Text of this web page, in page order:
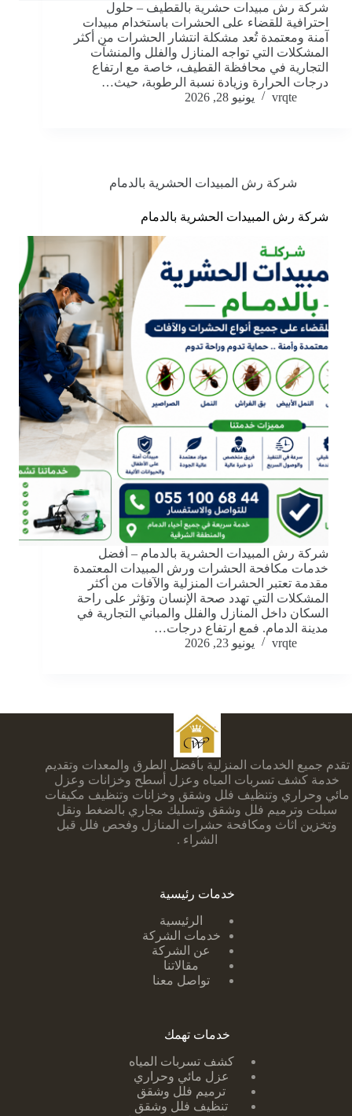
شركة رش مبيدات حشرية بالقطيف – حلول
احترافية للقضاء على الحشرات باستخدام مبيدات
آمنة ومعتمدة تُعد مشكلة انتشار الحشرات من أكثر
المشكلات التي تواجه المنازل والفلل والمنشآت
التجارية في محافظة القطيف، خاصة مع ارتفاع
درجات الحرارة وزيادة نسبة الرطوبة، حيث…
vrqte
يونيو 28, 2026
شركة رش المبيدات الحشرية بالدمام
شركة رش المبيدات الحشرية بالدمام
شركة رش المبيدات الحشرية بالدمام – أفضل
خدمات مكافحة الحشرات ورش المبيدات المعتمدة
مقدمة تعتبر الحشرات المنزلية والآفات من أكثر
المشكلات التي تهدد صحة الإنسان وتؤثر على راحة
السكان داخل المنازل والفلل والمباني التجارية في
مدينة الدمام. فمع ارتفاع درجات…
vrqte
يونيو 23, 2026
تقدم جميع الخدمات المنزلية بأفضل الطرق والمعدات وتقديم
خدمة كشف تسربات المياه وعزل أسطح وخزانات وعزل
مائي وحراري وتنظيف فلل وشقق وخزانات وتنظيف مكيفات
سبلت وترميم فلل وشقق وتسليك مجاري بالضغط ونقل
وتخزين اثاث ومكافحة حشرات المنازل وفحص فلل قبل
الشراء .
خدمات رئيسية
الرئيسية
خدمات الشركة
عن الشركة
مقالاتنا
تواصل معنا
خدمات تهمك
كشف تسربات ا لمياه
عزل مائي وحراري
ترميم فلل وشقق
تنظيف فلل وشقق